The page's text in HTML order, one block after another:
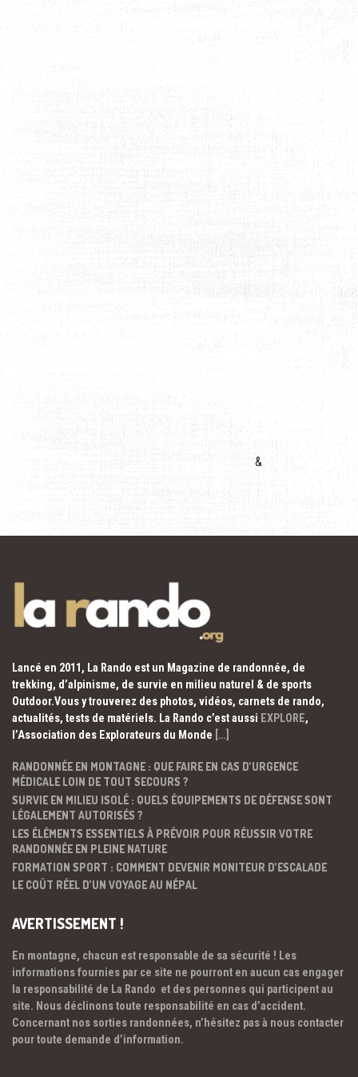
&
Lancé en 2011, La Rando est un Magazine de randonnée, de
trekking, d’alpinisme, de survie en milieu naturel & de sports
Outdoor.Vous y trouverez des photos, vidéos, carnets de rando,
actualités, tests de matériels. La Rando c’est aussi EXPLORE,
l’Association des Explorateurs du Monde […]
RANDONNÉE EN MONTAGNE : QUE FAIRE EN CAS D’URGENCE
MÉDICALE LOIN DE TOUT SECOURS ?
SURVIE EN MILIEU ISOLÉ : QUELS ÉQUIPEMENTS DE DÉFENSE SONT
LÉGALEMENT AUTORISÉS ?
LES ÉLÉMENTS ESSENTIELS À PRÉVOIR POUR RÉUSSIR VOTRE
RANDONNÉE EN PLEINE NATURE
FORMATION SPORT : COMMENT DEVENIR MONITEUR D’ESCALADE
LE COÛT RÉEL D’UN VOYAGE AU NÉPAL
AVERTISSEMENT !
En montagne, chacun est responsable de sa sécurité ! Les
informations fournies par ce site ne pourront en aucun cas engager
la responsabilité de La Rando et des personnes qui participent au
site. Nous déclinons toute responsabilité en cas d’accident.
Concernant nos sorties randonnées, n’hésitez pas à nous contacter
pour toute demande d’information.